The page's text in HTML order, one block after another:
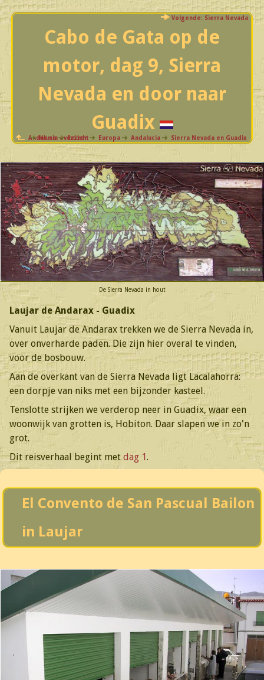
Volgende: Sierra Nevada
Cabo de Gata op de
motor, dag 9, Sierra
Nevada en door naar
Guadix
Andalucia overzicht
Home Reizen Europa Andalucia Sierra Nevada en Guadix
De Sierra Nevada in hout
Laujar de Andarax - Guadix
Vanuit Laujar de Andarax trekken we de Sierra Nevada in,
over onverharde paden. Die zijn hier overal te vinden,
voor de bosbouw.
Aan de overkant van de Sierra Nevada ligt Lacalahorra:
een dorpje van niks met een bijzonder kasteel.
Tenslotte strijken we verderop neer in Guadix, waar een
woonwijk van grotten is, Hobiton. Daar slapen we in zo'n
grot.
Dit reisverhaal begint metdag 1 .
El Convento de San Pascual Bailon
in Laujar